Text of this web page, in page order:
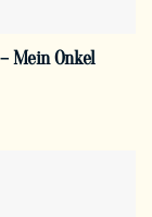
Mein Onkel